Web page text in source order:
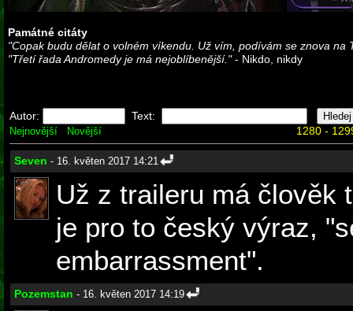
Památné citáty
"Copak budu dělat o volném víkendu. Už vím, podívám se znova na
"Třetí řada Andromedy je má nejoblíbenější."- Nikdo, nikdy
Autor: Text:
Nejnovější Novější 1280 -
Seven - 16. květen 2017 14:21
Už z traileru má člověk
je pro to český výraz,
embarrassment".
Pozemstan - 16. květen 2017 14:19